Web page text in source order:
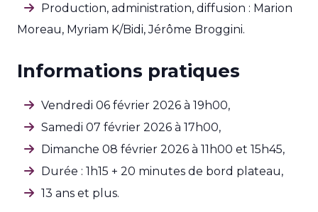
Production, administration, diffusion : Marion
Moreau, Myriam K/Bidi, Jérôme Broggini.
Informations pratiques
Vendredi 06 février 2026 à 19h00,
Samedi 07 février 2026 à 17h00,
Dimanche 08 février 2026 à 11h00 et 15h45,
Durée : 1h15 + 20 minutes de bord plateau,
13 ans et plus.